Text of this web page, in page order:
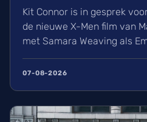
Kit Connor is in gesprek
de nieuwe X-Men film van
met Samara Weaving als
Sink als Jean Grey krijgt
mutantenteam stilaan vorm.
Doomsday.
07-08-2026